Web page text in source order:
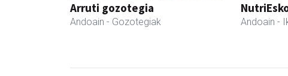
Arruti gozotegia
Andoain - Gozotegiak Andoain -